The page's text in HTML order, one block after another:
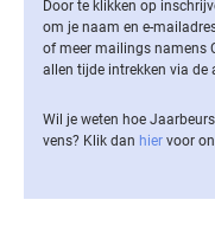
Door te klikken op
om je naam en e-
of meer mailings namens
allen tijde intrekken via de
Wil je weten hoe
vens? Klik dan hier voor